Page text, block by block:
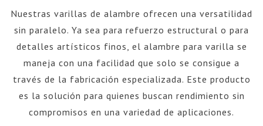
Nuestras varillas de alambre ofrecen una versatilidad
sin paralelo. Ya sea para refuerzo estructural o para
detalles artísticos finos, el alambre para varilla se
maneja con una facilidad que solo se consigue a
través de la fabricación especializada. Este producto
es la solución para quienes buscan rendimiento sin
compromisos en una variedad de aplicaciones.